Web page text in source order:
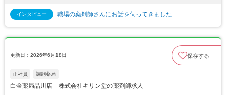
インタビュー 職場の薬剤師さんにお話を伺ってきました
更新日：2026年6月18日 保存する
正社員 調剤薬局
白金薬局品川店 株式会社キリン堂の薬剤師求人